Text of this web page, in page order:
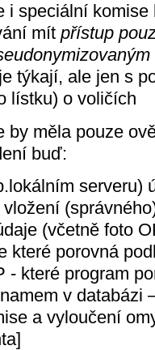
i speciální
mít přístup
týkají, ale jen s
lístku) o voličích
by měla pouze
buď:
(včetně foto
které porovná
které program
v databázi
a vyloučení